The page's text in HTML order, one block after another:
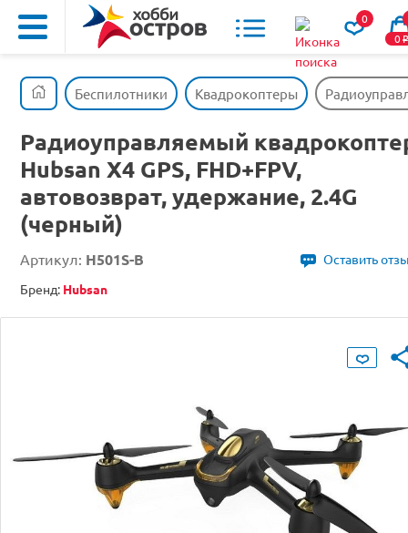
0
0o
Беспилотники Квадрокоптеры
Радиоуправляемый
Hubsan X4 GPS, FHD+FPV,
автовозврат, удержание, 2.4G
(черный)
Артикул: H501S-B
Оставить
Бренд: Hubsan